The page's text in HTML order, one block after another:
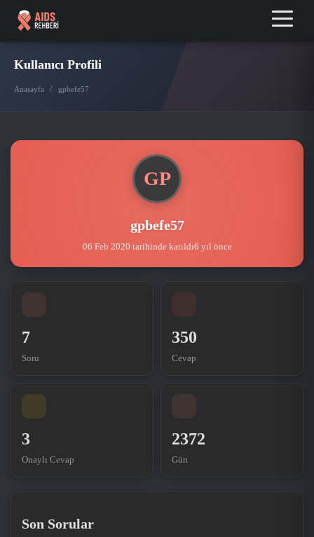
Kullanıcı Profili
Anasayfa / gpbefe57
GP
gpbefe57
06 Feb 2020 tarihinde katıldı6 yıl önce
7
Soru
350
Cevap
3
Onaylı Cevap
2372
Gün
Son Sorular